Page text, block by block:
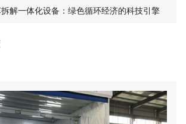
解一体化设备：绿色循环经济的科技引擎